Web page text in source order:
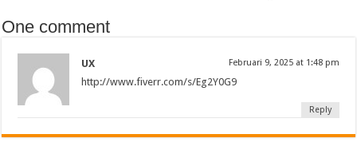
One comment
UX Februari 9, 2025 at 1:48 pm
http://www.fiverr.com/s/Eg2Y0G9
Reply